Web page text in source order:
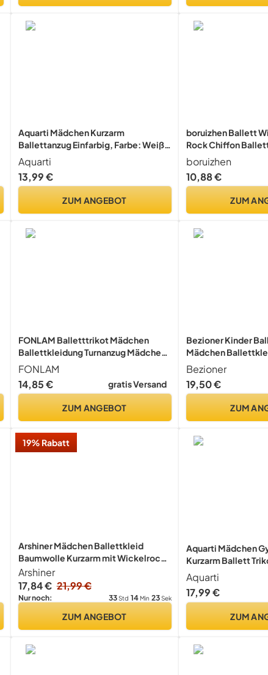
Aquarti Mädchen Kurzarm
Ballettanzug Einfarbig, Farbe: Weiß,
Kinder Größe: 128
Aquarti
13,99 €
ZUM ANGEBOT
boruizhen Ballett
Rock Chiffon
Mit Dehnbarem
Kinder und Damen
boruizhen
10,88 €
ZUM
FONLAM Balletttrikot Mädchen
Ballettkleidung Turnanzug Mädchen
Langarm Gymnastikanzug Tanztrikot
Kinder (11-12 Jahre, Weiß)
FONLAM
14,85 €
gratis Versand
ZUM ANGEBOT
Bezioner Kinder
Mädchen
Balletttrikot
Tanzbody aus
Rock Tütü Blau 110
Bezioner
19,50 €
ZUM
19% Rabatt
Arshiner Mädchen Ballettkleid
Baumwolle Kurzarm mit Wickelrock
Blau 150
Arshiner
17,84 € 21,99 €
Nur noch: 33 Std 14 Min 23 Sek
ZUM ANGEBOT
Aquarti Mädchen
Kurzarm Ballett
Schwarz, Größe: 128
Aquarti
17,99 €
ZUM